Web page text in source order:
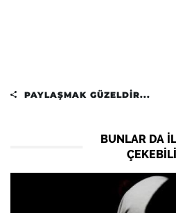
PAYLAŞMAK GÜZELDIR...
BUNLAR DA